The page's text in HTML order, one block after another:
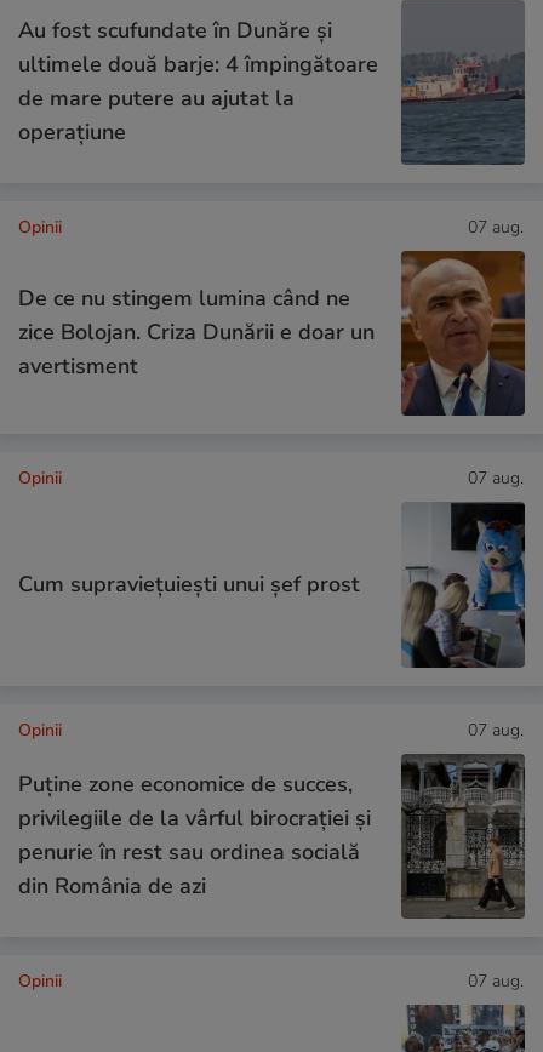
Au fost scufundate în Dunăre și
ultimele două barje: 4 împingătoare
de mare putere au ajutat la
operațiune
Opinii 07 aug.
De ce nu stingem lumina când ne
zice Bolojan. Criza Dunării e doar un
avertisment
Opinii 07 aug.
Cum supraviețuiești unui șef prost
Opinii 07 aug.
Puține zone economice de succes,
privilegiile de la vârful birocrației și
penurie în rest sau ordinea socială
din România de azi
Opinii 07 aug.